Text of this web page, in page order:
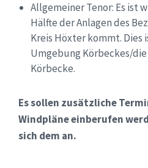
Allgemeiner Tenor: Es ist
Hälfteder Anlagen des
Kreis Höxterkommt. Dies
Umgebung Körbeckes/
Körbecke.
Es sollen zusätzliche
Windpläne einberufen
sich dem an.